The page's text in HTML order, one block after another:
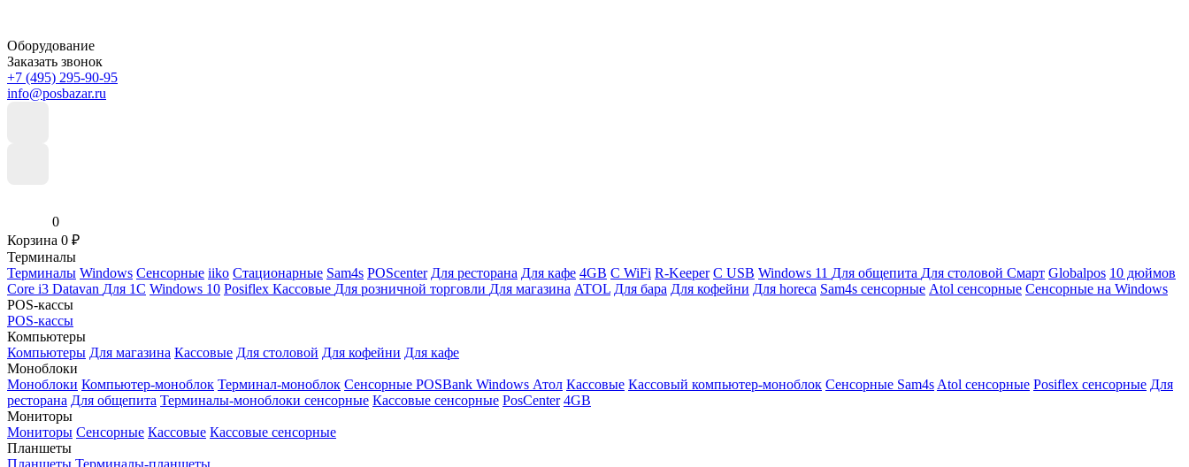
Оборудование
Заказать звонок
+7 (495) 295-90-95
info@posbazar.ru
0
Корзина 0 ₽
Терминалы
Терминалы Windows Сенсорные iiko Стационарные Sam4s POScenter Для ресторана Для кафе 4GB С WiFi R-Keeper С USB Windows 11 Для общепита Для столовой Смарт Globalpos 10 дюймов
Core i3 Datavan Для 1С Windows 10 Posiflex Кассовые Для розничной торговли Для магазина ATOL Для бара Для кофейни Для horeca Sam4s сенсорные Atol сенсорные Сенсорные на Windows
POS-кассы
POS-кассы
Компьютеры
Компьютеры Для магазина Кассовые Для столовой Для кофейни Для кафе
Моноблоки
Моноблоки Компьютер-моноблок Терминал-моноблок Сенсорные POSBank Windows Атол Кассовые Кассовый компьютер-моноблок Сенсорные Sam4s Atol сенсорные Posiflex сенсорные Для
ресторана Для общепита Терминалы-моноблоки сенсорные Кассовые сенсорные PosCenter 4GB
Мониторы
Мониторы Сенсорные Кассовые Кассовые сенсорные
Планшеты
Планшеты Терминалы-планшеты